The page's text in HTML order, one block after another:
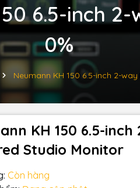
6.5-inch
0%
Neumann KH 150 6.5-inch 2-
KH 150 6.5-inch
Studio Monitor
Còn hàng